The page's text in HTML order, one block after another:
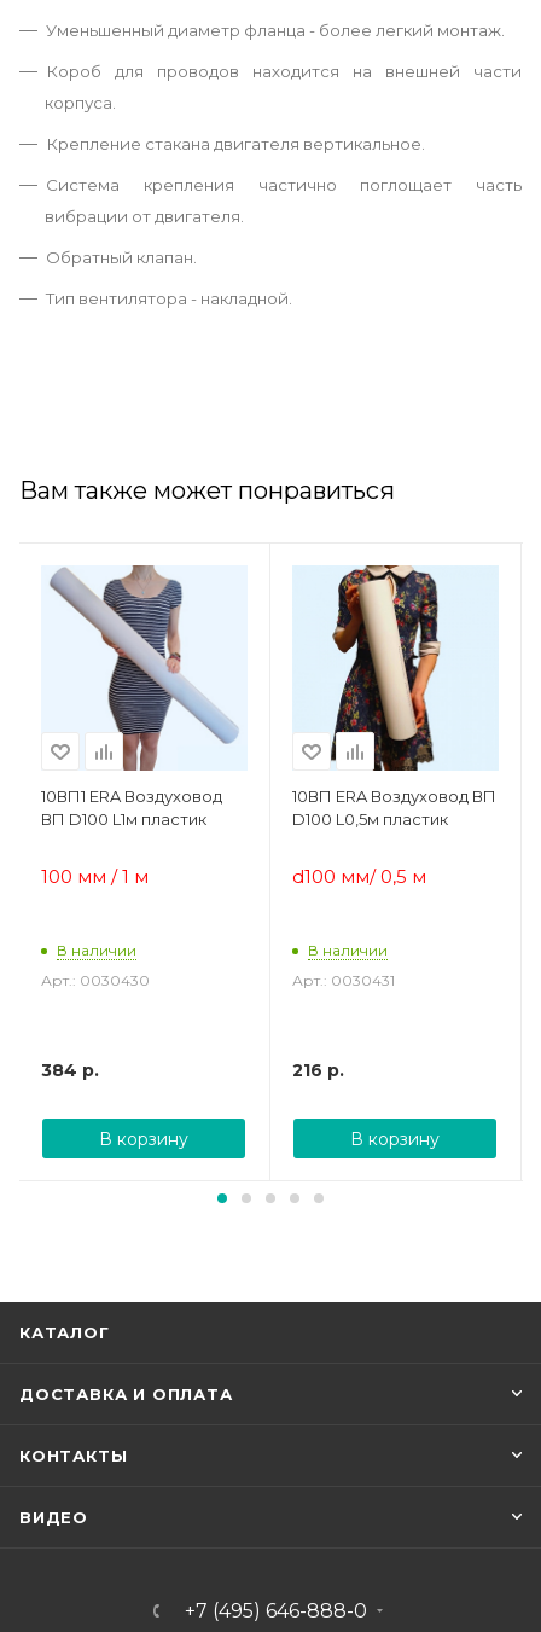
Уменьшенный диаметр фланца - более легкий монтаж.
Короб для проводов находится на внешней части
корпуса.
Крепление стакана двигателя вертикальное.
Система крепления частично поглощает часть
вибрации от двигателя.
Обратный клапан.
Тип вентилятора - накладной.
Вам также может понравиться
10ВП1 ERA Воздуховод
ВП D100 L1м пластик
100 мм / 1 м
В наличии
Арт.: 0030430
384 р.
В корзину
10ВП ERA Воздуховод ВП
D100 L0,5м пластик
d100 мм/ 0,5 м
В наличии
Арт.: 0030431
216 р.
В корзину
КАТАЛОГ
ДОСТАВКА И ОПЛАТА
КОНТАКТЫ
ВИДЕО
+7 (495) 646-888-0